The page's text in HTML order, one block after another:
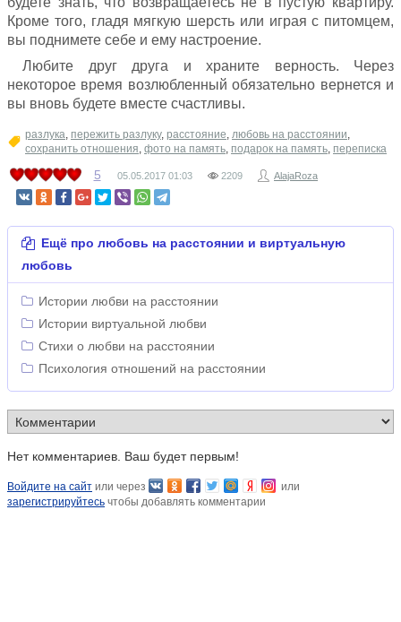
Кроме того, гладя мягкую шерсть или играя с питомцем,
вы поднимете себе и ему настроение.
Любите друг друга и храните верность. Через
некоторое время возлюбленный обязательно вернется и
вы вновь будете вместе счастливы.
разлука, пережить разлуку, расстояние, любовь на расстоянии,
сохранить отношения, фото на память, подарок на память, переписка
5 05.05.2017 01:03 2209 AlajaRoza
Ещё про любовь на расстоянии и виртуальную
любовь
Истории любви на расстоянии
Истории виртуальной любви
Стихи о любви на расстоянии
Психология отношений на расстоянии
Нет комментариев. Ваш будет первым!
Войдите на сайт или через
или
зарегистрируйтесь чтобы добавлять комментарии